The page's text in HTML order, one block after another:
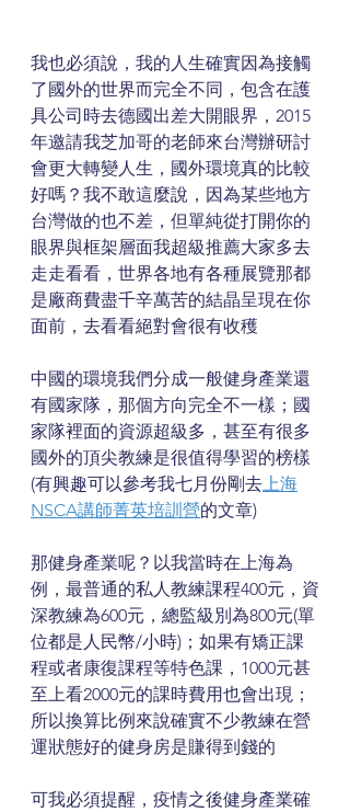
我也必須說，我的人生確實因為接觸
了國外的世界而完全不同，包含在護
具公司時去德國出差大開眼界，2015
年邀請我芝加哥的老師來台灣辦研討
會更大轉變人生，國外環境真的比較
好嗎？我不敢這麼說，因為某些地方
台灣做的也不差，但單純從打開你的
眼界與框架層面我超級推薦大家多去
走走看看，世界各地有各種展覽那都
是廠商費盡千辛萬苦的結晶呈現在你
面前，去看看絕對會很有收穫
中國的環境我們分成一般健身產業還
有國家隊，那個方向完全不一樣；國
家隊裡面的資源超級多，甚至有很多
國外的頂尖教練是很值得學習的榜樣
(有興趣可以參考我七月份剛去 上海
NSCA講師菁英培訓營的文章)
那健身產業呢？以我當時在上海為
例，最普通的私人教練課程400元，資
深教練為600元，總監級別為800元(單
位都是人民幣/小時)；如果有矯正課
程或者康復課程等特色課，1000元甚
至上看2000元的課時費用也會出現；
所以換算比例來說確實不少教練在營
運狀態好的健身房是賺得到錢的
可我必須提醒，疫情之後健身產業確